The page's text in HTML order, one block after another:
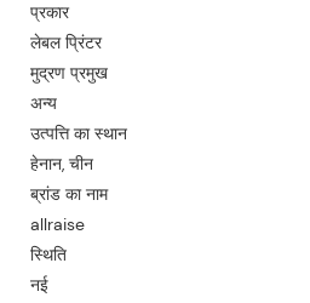
प्रकार
लेबल प्रिंटर
मुद्रण प्रमुख
अन्य
उत्पत्ति का स्थान
हेनान, चीन
ब्रांड का नाम
allraise
स्थिति
नई